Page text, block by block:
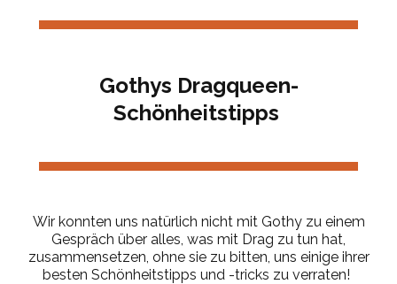
Gothys Dragqueen-
Schönheitstipps
Wir konnten uns natürlich nicht mit Gothyzu einem
Gespräch über alles, was mit Drag zu tun hat,
zusammensetzen, ohne sie zu bitten, uns einige ihrer
besten Schönheitstipps und -tricks zu verraten!